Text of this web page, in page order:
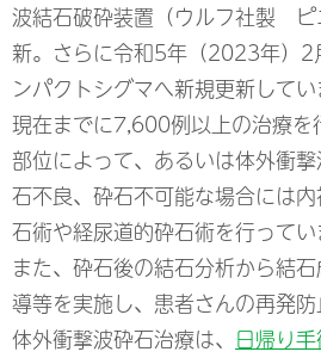
波結石破砕装置（ウルフ社製
新。さらに令和5年（2023年）2
ンパクトシグマへ新規更新してい
現在までに7,600例以上の治療を
部位によって、あるいは体外衝
石不良、砕石不可能な場合には
石術や経尿道的砕石術を行ってい
また、砕石後の結石分析から結
導等を実施し、患者さんの再発防
体外衝撃波砕石治療は、 日帰り